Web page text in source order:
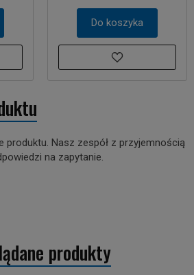
Do koszyka
produktu. Nasz zespół z przyjemnością
na zapytanie.
produkty